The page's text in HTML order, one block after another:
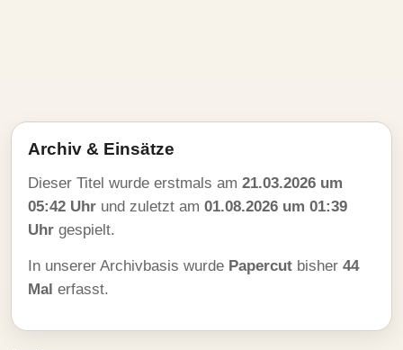
Archiv & Einsätze
Dieser Titel wurde erstmals am 21.03.2026 um
05:42 Uhr und zuletzt am 01.08.2026 um 01:39
Uhr gespielt.
In unserer Archivbasis wurde Papercut bisher 44
Mal erfasst.